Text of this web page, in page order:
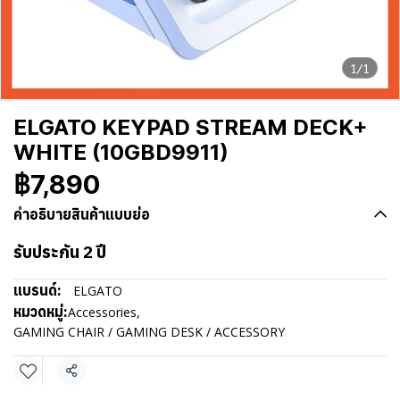
1/1
ELGATO KEYPAD STREAM DECK+
WHITE (10GBD9911)
฿7,890
คำอธิบายสินค้าแบบย่อ
รับประกัน 2 ปี
แบรนด์: ELGATO
หมวดหมู่:Accessories,
GAMING CHAIR / GAMING DESK / ACCESSORY
แชร์